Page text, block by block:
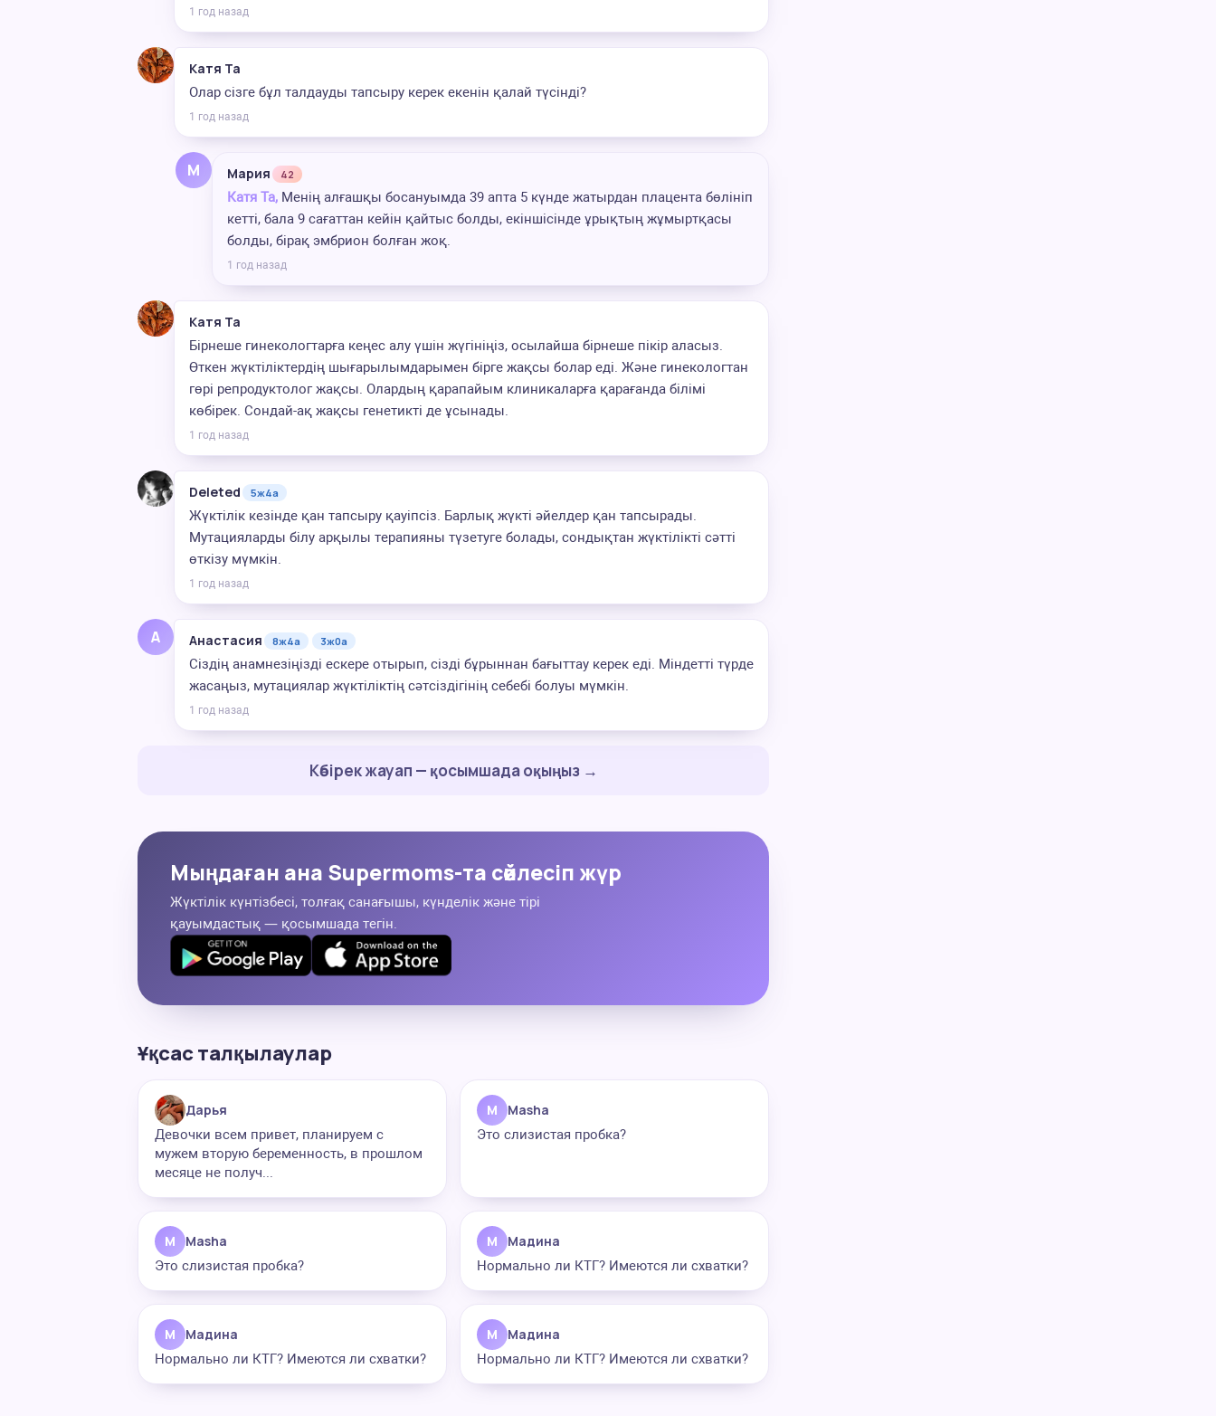
1 год назад
Катя Та
Олар сізге бұл талдауды тапсыру керек екенін қалай түсінді?
1 год назад
М Мария 42
Катя Та, Менің алғашқы босануымда 39 апта 5 күнде жатырдан плацента бөлініп
кетті, бала 9 сағаттан кейін қайтыс болды, екіншісінде ұрықтың жұмыртқасы
болды, бірақ эмбрион болған жоқ.
1 год назад
Катя Та
Бірнеше гинекологтарға кеңес алу үшін жүгініңіз, осылайша бірнеше пікір аласыз.
Өткен жүктіліктердің шығарылымдарымен бірге жақсы болар еді. Және гинекологтан
гөрі репродуктолог жақсы. Олардың қарапайым клиникаларға қарағанда білімі
көбірек. Сондай-ақ жақсы генетикті де ұсынады.
1 год назад
Deleted 5ж4а
Жүктілік кезінде қан тапсыру қауіпсіз. Барлық жүкті әйелдер қан тапсырады.
Мутацияларды білу арқылы терапияны түзетуге болады, сондықтан жүктілікті сәтті
өткізу мүмкін.
1 год назад
А Анастасия 8ж4а 3ж0а
Сіздің анамнезіңізді ескере отырып, сізді бұрыннан бағыттау керек еді. Міндетті түрде
жасаңыз, мутациялар жүктіліктің сәтсіздігінің себебі болуы мүмкін.
1 год назад
Көбірек жауап — қосымшада оқыңыз →
Мыңдаған ана Supermoms-та сөйлесіп жүр
Жүктілік күнтізбесі, толғақ санағышы, күнделік және тірі
қауымдастық — қосымшада тегін.
Ұқсас талқылаулар
Дарья
Девочки всем привет, планируем с
мужем вторую беременность, в прошлом
месяце не получ...
M Masha
Это слизистая пробка?
M Masha
Это слизистая пробка?
М Мадина
Нормально ли КТГ? Имеются ли схватки?
М Мадина
Нормально ли КТГ? Имеются ли схватки?
М Мадина
Нормально ли КТГ? Имеются ли схватки?